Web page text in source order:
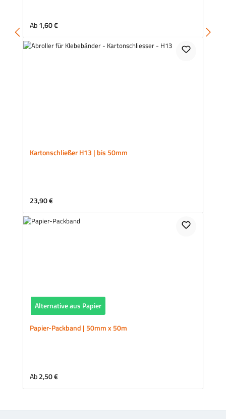
Regulärer Preis:
Ab1,60 €
Kartonschließer H13 | bis 50mm
Regulärer Preis:
23,90 €
Alternative aus Papier
Papier-Packband | 50mm x 50m
Regulärer Preis:
Ab2,50 €